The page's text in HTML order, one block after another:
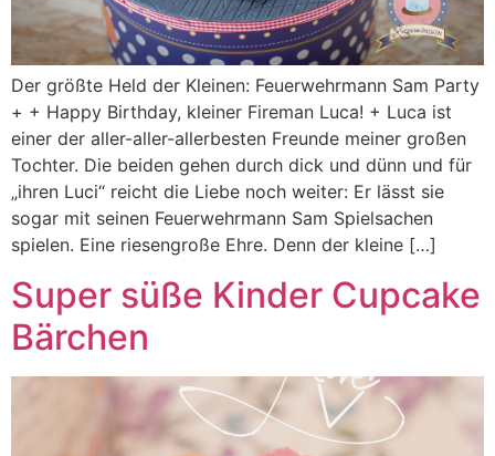
Der größte Held der Kleinen: Feuerwehrmann Sam Party
+ + Happy Birthday, kleiner Fireman Luca! + Luca ist
einer der aller-aller-allerbesten Freunde meiner großen
Tochter. Die beiden gehen durch dick und dünn und für
„ihren Luci“ reicht die Liebe noch weiter: Er lässt sie
sogar mit seinen Feuerwehrmann Sam Spielsachen
spielen. Eine riesengroße Ehre. Denn der kleine […]
Super süße Kinder Cupcake
Bärchen